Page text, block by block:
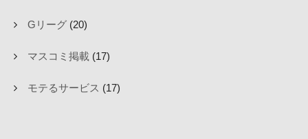
Gリーグ (20)
マスコミ掲載 (17)
モテるサービス (17)